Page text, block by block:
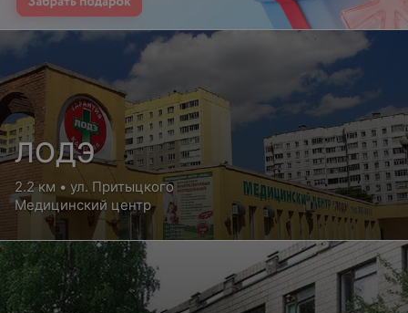
ЛОДЭ
2.2 км • ул. Притыцкого
Медицинский центр